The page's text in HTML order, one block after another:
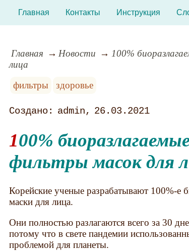
Главная Контакты Инструкция
Главная Новости
100%
лица
фильтры
здоровье
admin 26.03.2021
100% биоразлагаемые современные
фильтры масок для
Корейские ученые разрабатывают 100%-е
маски для лица.
Они полностью разлагаются всего за 30
потому что в свете пандемии
проблемой для планеты.